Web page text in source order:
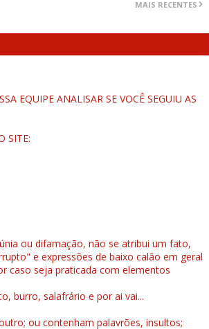
MAIS RECENTES
EQUIPE ANALISAR SE VOCÊ SEGUIU AS
SITE:
ou difamação, não se atribui um fato,
e expressões de baixo calão em geral
caso seja praticada com elementos
burro, salafrário e por ai vai...
ou contenham palavrões, insultos;